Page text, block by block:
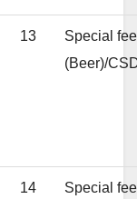
13
Special
(Beer)/
14 Special